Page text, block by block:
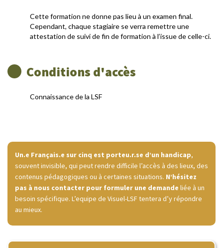
Cette formation ne donne pas lieu à un examen final.
Cependant, chaque stagiaire se verra remettre une
attestation de suivi de fin de formation à l’issue de celle-ci.
Conditions d'accès
Connaissance de la LSF
Un.e Français.e sur cinq est porteu.r.se d’un handicap,
souvent invisible, qui peut rendre difficile l’accès à des lieux, des
contenus pédagogiques ou à certaines situations. N’hésitez
pas à nous contacter pour formuler une demande liée à un
besoin spécifique. L’equipe de Visuel-LSF tentera d’y répondre
au mieux.